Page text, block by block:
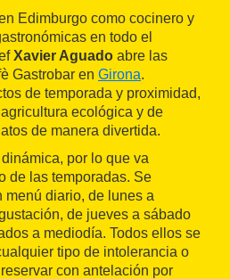
Edimburgo como cocinero y
en todo el
Xavier Aguado abre las
Gastrobar en Girona.
de temporada y proximidad,
ecológica y de
de manera divertida.
por lo que va
de las temporadas. Se
menú diario, de lunes a
de jueves a sábado
a mediodía. Todos ellos se
tipo de intolerancia o
con antelación por